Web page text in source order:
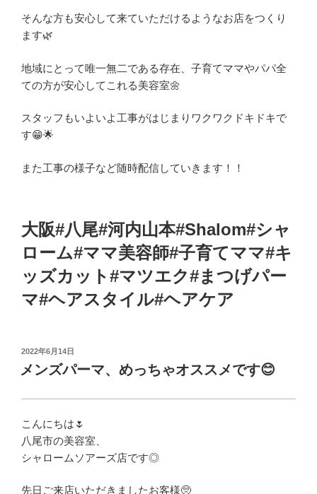
そんな方も安心して来ていただけるようなお店をつくり
ます🌿
地域にとって唯一無二である存在、子育てママやパパ全
ての方が安心してこれる美容室🌼
スタッフもいよいよ工事がはじまりワクワクドキドキで
す😁🌟
また工事の様子など随時配信していきます！！
大阪#八尾#河内山本#Shalom#シャ
ローム#ママ美容師#子育てママ#キ
ッズカット#マツエク#まつげパー
マ#ヘアスタイル#ヘアケア
投
日:
2022年6月14日
メンズパーマ、めっちゃオススメです😊
こんにちは🌷
八尾市の美容室、
シャロームソアーズ店です◎
先日ご来店いただきましたお客様🥺